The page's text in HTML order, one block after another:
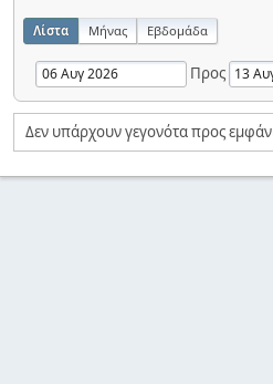
Λίστα Μήνας Εβδομάδα
Προς
Δεν υπάρχουν γεγονότα προς